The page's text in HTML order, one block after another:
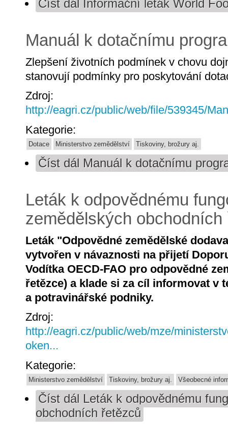
Číst dál Informační leták World
Manuál k dotačnímu
Zlepšení životních podmínek v chovu
stanovují podmínky pro poskytování
Zdroj:
http://eagri.cz/public/web/file/539345/
Kategorie:
Dotace Ministerstvo zemědělství Tiskoviny, brožury aj.
Číst dál Manuál k dotačnímu
Leták k odpovědnému
zemědělských obchodních
Leták "Odpovědné zemědělské
vytvořen v návaznosti na přijetí
Vodítka OECD-FAO pro odpovědné
řetězce) a klade si za cíl informovat v
a potravinářské podniky.
Zdroj:
http://eagri.cz/public/web/mze/
oken...
Kategorie:
Ministerstvo zemědělství Tiskoviny, brožury aj. Všeobecné
Číst dál Leták k odpovědnému
obchodních řetězců